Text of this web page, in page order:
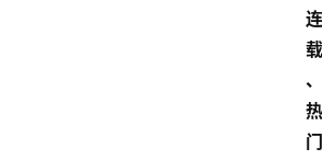
连
载
、
热
门